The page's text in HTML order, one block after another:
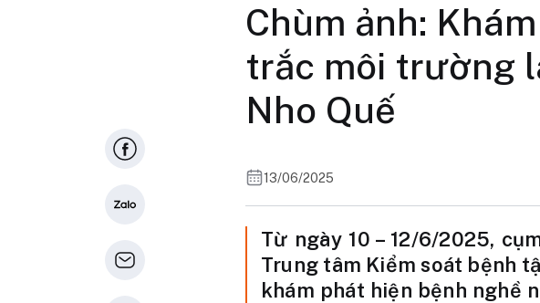
Chùm ảnh:
trắc môi trường
Nho Quế
13/06/2025
Từ ngày 10 – 12/6/2025,
Trung tâm Kiểm soát bệnh
khám phát hiện bệnh nghề